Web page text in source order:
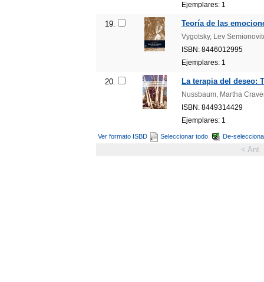
Ejemplares: 1
19. Teoría de las
Vygotsky, Lev
ISBN: 8446012995
Ejemplares: 1
20. La terapia del deseo:
Nussbaum, Martha
ISBN: 8449314429
Ejemplares: 1
Ver formato ISBD Seleccionar todo De-
< Ant.